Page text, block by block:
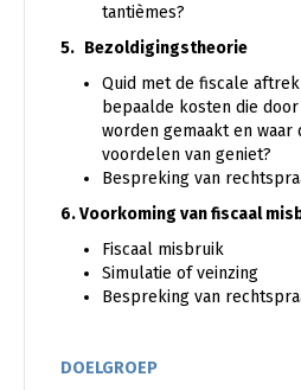
tantièmes?
5. Bezoldigingstheorie
Quid met de fiscale
bepaalde kosten die
worden gemaakt en
voordelen van geniet?
Bespreking van
6. Voorkoming van fiscaal
Fiscaal misbruik
Simulatie of veinzing
Bespreking van
DOELGROEP